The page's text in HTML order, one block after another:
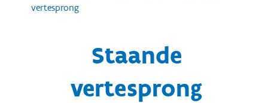
vertesprong
Staande
vertesprong